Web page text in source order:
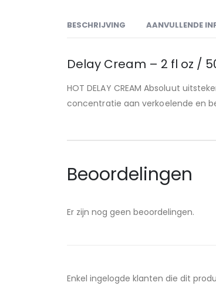
BESCHRIJVING AANVULLENDE
Delay Cream – 2 fl oz /
HOT DELAY CREAM Absoluut
concentratie aan verkoelende en
Beoordelingen
Er zijn nog geen beoordelingen.
Enkel ingelogde klanten die dit